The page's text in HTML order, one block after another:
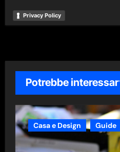
Privacy Policy
Potrebbe
Casa e Design Guide